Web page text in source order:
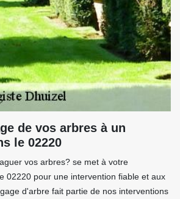
de vos arbres à un
le 02220
vos arbres? se met à votre
02220 pour une intervention fiable et aux
d'arbre fait partie de nos interventions